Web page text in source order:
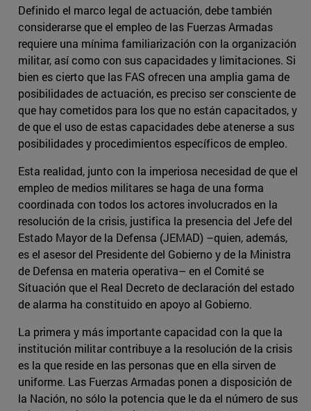
Definido el marco legal de actuación, debe también
considerarse que el empleo de las Fuerzas Armadas
requiere una mínima familiarización con la organización
militar, así como con sus capacidades y limitaciones. Si
bien es cierto que las FAS ofrecen una amplia gama de
posibilidades de actuación, es preciso ser consciente de
que hay cometidos para los que no están capacitados, y
de que el uso de estas capacidades debe atenerse a sus
posibilidades y procedimientos específicos de empleo.
Esta realidad, junto con la imperiosa necesidad de que el
empleo de medios militares se haga de una forma
coordinada con todos los actores involucrados en la
resolución de la crisis, justifica la presencia del Jefe del
Estado Mayor de la Defensa (JEMAD) –quien, además,
es el asesor del Presidente del Gobierno y de la Ministra
de Defensa en materia operativa– en el Comité se
Situación que el Real Decreto de declaración del estado
de alarma ha constituido en apoyo al Gobierno.
La primera y más importante capacidad con la que la
institución militar contribuye a la resolución de la crisis
es la que reside en las personas que en ella sirven de
uniforme. Las Fuerzas Armadas ponen a disposición de
la Nación, no sólo la potencia que le da el número de sus